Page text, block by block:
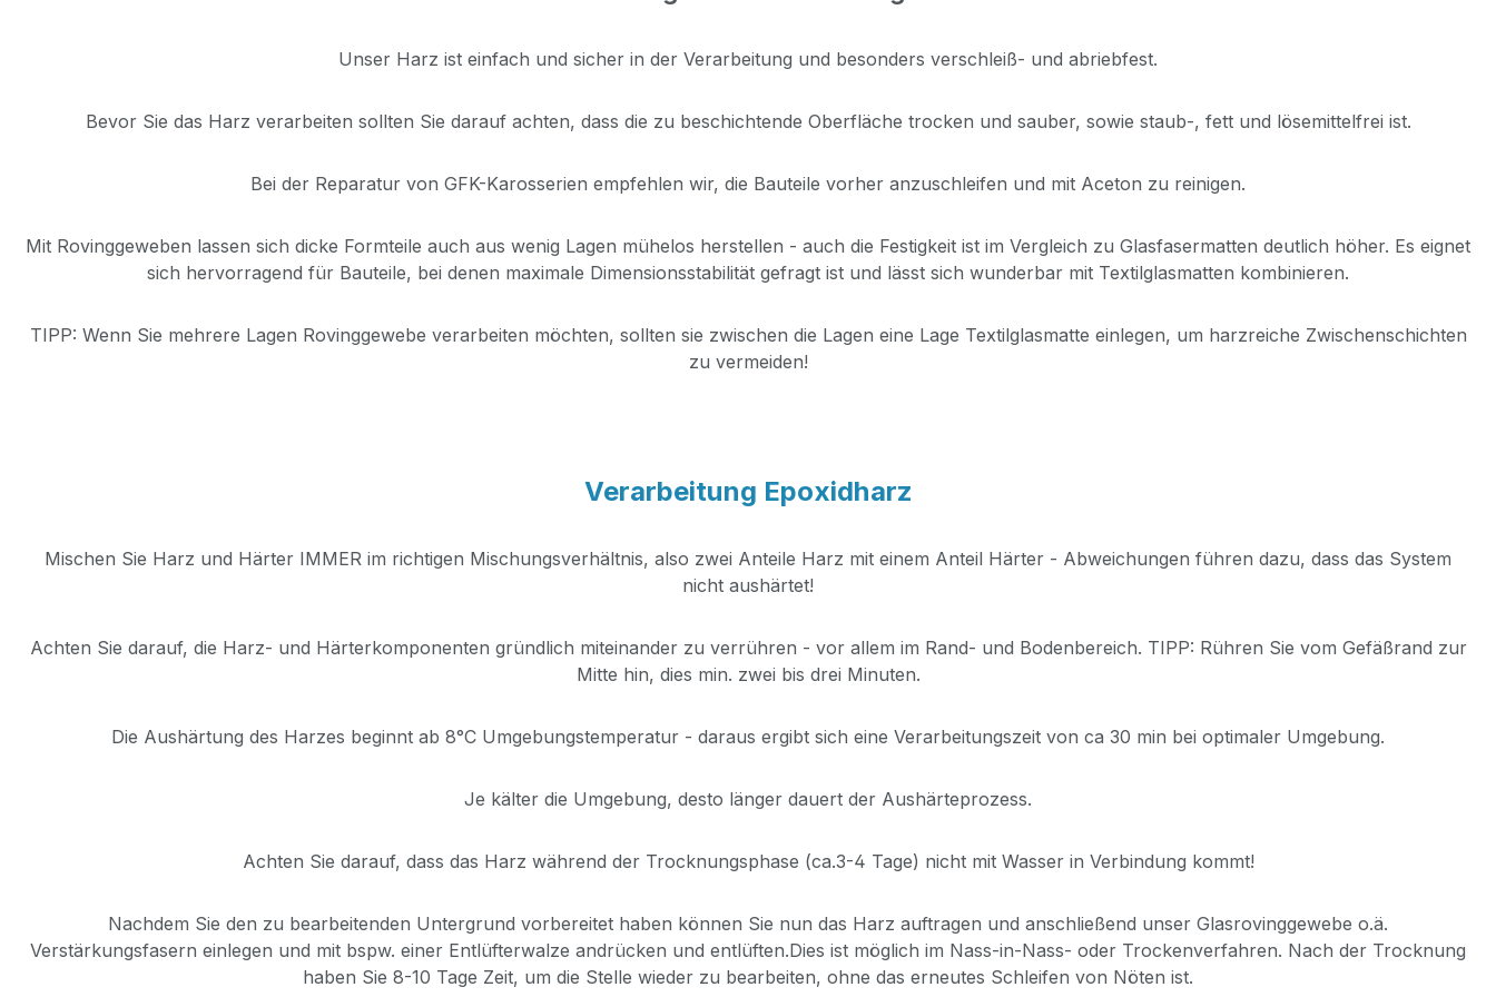
Unser Harz ist einfach und sicher in der Verarbeitung und besonders verschleiß- und abriebfest.
Bevor Sie das Harz verarbeiten sollten Sie darauf achten, dass die zu beschichtende Oberfläche trocken und sauber, sowie staub-, fett und lösemittelfrei ist.
Bei der Reparatur von GFK-Karosserien empfehlen wir, die Bauteile vorher anzuschleifen und mit Aceton zu reinigen.
Mit Rovinggeweben lassen sich dicke Formteile auch aus wenig Lagen mühelos herstellen - auch die Festigkeit ist im Vergleich zu Glasfasermatten deutlich höher. Es eignet
sich hervorragend für Bauteile, bei denen maximale Dimensionsstabilität gefragt ist und lässt sich wunderbar mit Textilglasmatten kombinieren.
TIPP: Wenn Sie mehrere Lagen Rovinggewebe verarbeiten möchten, sollten sie zwischen die Lagen eine Lage Textilglasmatte einlegen, um harzreiche Zwischenschichten
zu vermeiden!
Verarbeitung Epoxidharz
Mischen Sie Harz und Härter IMMER im richtigen Mischungsverhältnis, also zwei Anteile Harz mit einem Anteil Härter - Abweichungen führen dazu, dass das System
nicht aushärtet!
Achten Sie darauf, die Harz- und Härterkomponenten gründlich miteinander zu verrühren - vor allem im Rand- und Bodenbereich. TIPP: Rühren Sie vom Gefäßrand zur
Mitte hin, dies min. zwei bis drei Minuten.
Die Aushärtung des Harzes beginnt ab 8°C Umgebungstemperatur - daraus ergibt sich eine Verarbeitungszeit von ca 30 min bei optimaler Umgebung.
Je kälter die Umgebung, desto länger dauert der Aushärteprozess.
Achten Sie darauf, dass das Harz während der Trocknungsphase (ca.3-4 Tage) nicht mit Wasser in Verbindung kommt!
Nachdem Sie den zu bearbeitenden Untergrund vorbereitet haben können Sie nun das Harz auftragen und anschließend unser Glasrovinggewebe o.ä.
Verstärkungsfasern einlegen und mit bspw. einer Entlüfterwalze andrücken und entlüften.Dies ist möglich im Nass-in-Nass- oder Trockenverfahren. Nach der Trocknung
haben Sie 8-10 Tage Zeit, um die Stelle wieder zu bearbeiten, ohne das erneutes Schleifen von Nöten ist.